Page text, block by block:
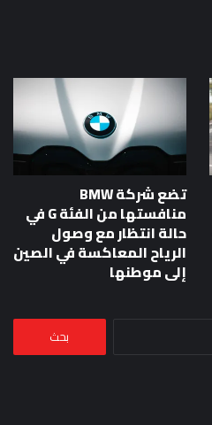
تضع شركة BMW
منافستها من الفئة G في
حالة انتظار مع وصول
الرياح المعاكسة في الصين
إلى موطنها
البحث